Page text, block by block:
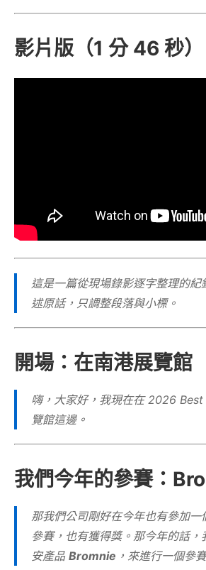
影片版（1 分 46 秒）
這是一篇從現場錄影逐字整理的紀
述原話，只調整段落與小標。
開場：在南港展覽館
嗨，大家好，我現在在 2026
覽館這邊。
我們今年的參賽：
那我們公司剛好在今年也有參加一
參賽，也有獲得獎。那今年的話
安產品 Bromnie ，來進行一個參